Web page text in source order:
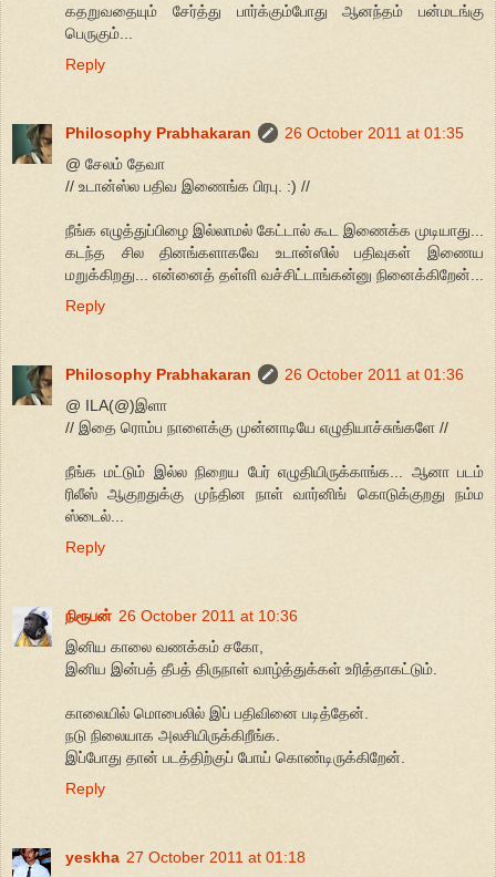
கதறுவதையும் சேர்த்து பார்க்கும்போது ஆனந்தம் பன்மடங்கு
பெருகும்...
Reply
Philosophy Prabhakaran
26 October 2011 at 01:35
@ சேலம் தேவா
// உடான்ஸ்ல பதிவ இணைங்க பிரபு. :) //
நீங்க எழுத்துப்பிழை இல்லாமல் கேட்டால் கூட இணைக்க முடியாது...
கடந்த சில தினங்களாகவே உடான்ஸில் பதிவுகள் இணைய
மறுக்கிறது... என்னைத் தள்ளி வச்சிட்டாங்கன்னு நினைக்கிறேன்...
Reply
Philosophy Prabhakaran
26 October 2011 at 01:36
@ ILA(@)இளா
// இதை ரொம்ப நாளைக்கு முன்னாடியே எழுதியாச்சுங்களே //
நீங்க மட்டும் இல்ல நிறைய பேர் எழுதியிருக்காங்க... ஆனா படம்
ரிலீஸ் ஆகுறதுக்கு முந்தின நாள் வார்னிங் கொடுக்குறது நம்ம
ஸ்டைல்...
Reply
நிரூபன் 26 October 2011 at 10:36
இனிய காலை வணக்கம் சகோ,
இனிய இன்பத் தீபத் திருநாள் வாழ்த்துக்கள் உரித்தாகட்டும்.
காலையில் மொபைலில் இப் பதிவினை படித்தேன்.
நடு நிலையாக அலசியிருக்கிறீங்க.
இப்போது தான் படத்திற்குப் போய் கொண்டிருக்கிறேன்.
Reply
yeskha 27 October 2011 at 01:18